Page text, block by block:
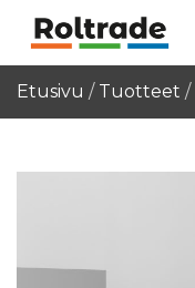
Etusivu / Tuotteet /